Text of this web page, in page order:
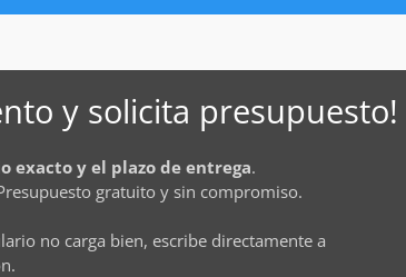
y solicita presupuesto!
exacto y el plazo de entrega.
gratuito y sin compromiso.
no carga bien, escribe directamente a